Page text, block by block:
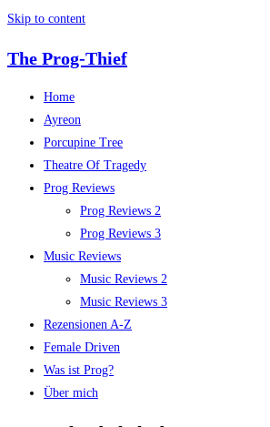
Skip to content
The Prog-Thief
Home
Ayreon
Porcupine Tree
Theatre Of Tragedy
Prog Reviews
Prog Reviews 2
Prog Reviews 3
Music Reviews
Music Reviews 2
Music Reviews 3
Rezensionen A-Z
Female Driven
Was ist Prog?
Über mich